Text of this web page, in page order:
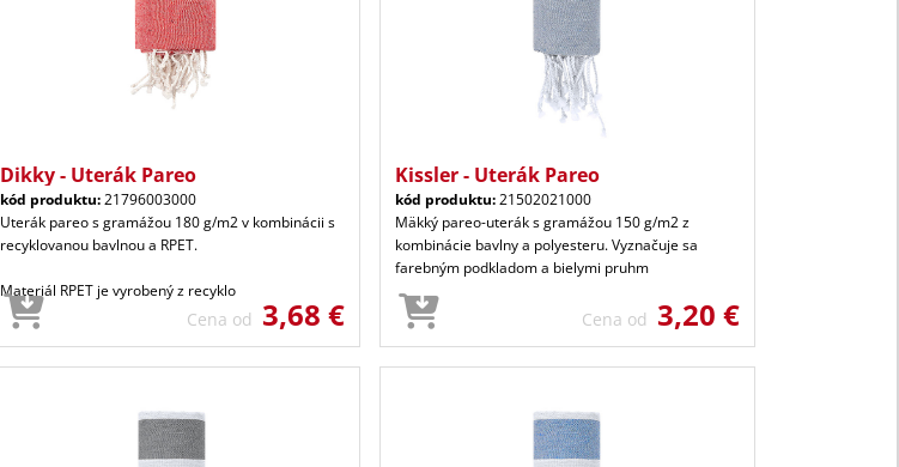
Dikky - Uterák Pareo
kód produktu:21796003000
Uterák pareo s gramážou 180 g/m2 v kombinácii s
recyklovanou bavlnou a RPET.
Materiál RPET je vyrobený z recyklo
Cena od 3,68 €
Kissler - Uterák Pareo
kód produktu:21502021000
Mäkký pareo-uterák s gramážou 150 g/m2 z
kombinácie bavlny a polyesteru. Vyznačuje sa
farebným podkladom a bielymi pruhm
Cena od 3,20 €